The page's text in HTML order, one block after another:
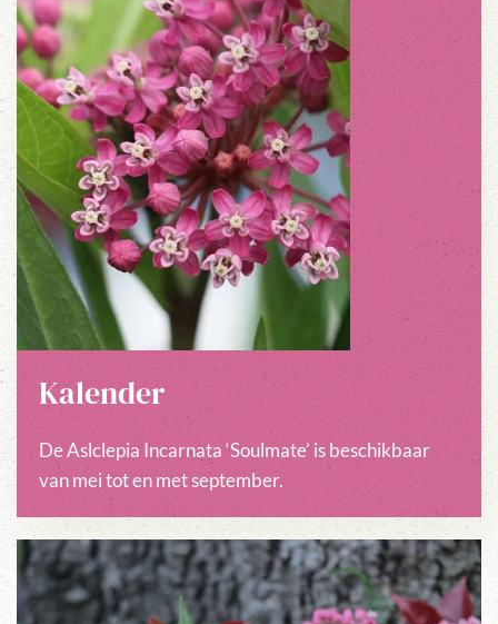
Kalender
De Aslclepia Incarnata ‘Soulmate’ is beschikbaar
van mei tot en met september.